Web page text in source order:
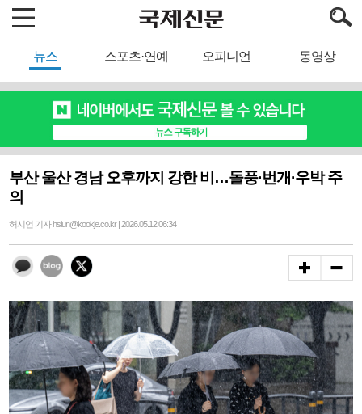
뉴스 스포츠·연예 오피니언 동영상
부산 울산 경남 오후까지 강한 비…돌풍·번개·우박 주
의
허시언 기자 hsiun@kookje.co.kr | 2026.05.12 06:34